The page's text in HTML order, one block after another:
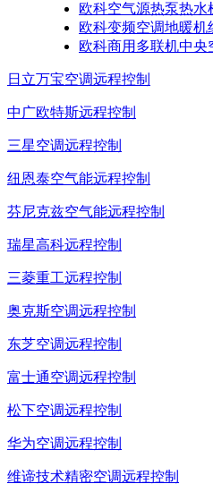
欧科空气源热泵热水
欧科变频空调地暖机
欧科商用多联机中央
日立万宝空调远程控制
中广欧特斯远程控制
三星空调远程控制
纽恩泰空气能远程控制
芬尼克兹空气能远程控制
瑞星高科远程控制
三菱重工远程控制
奥克斯空调远程控制
东芝空调远程控制
富士通空调远程控制
松下空调远程控制
华为空调远程控制
维谛技术精密空调远程控制